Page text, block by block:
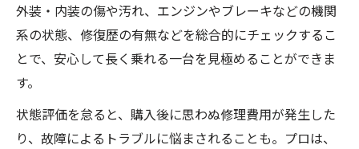
外装・内装の傷や汚れ、エンジンやブレーキなどの機関
系の状態、修復歴の有無などを総合的にチェックするこ
とで、安心して長く乗れる一台を見極めることができま
す。
状態評価を怠ると、購入後に思わぬ修理費用が発生した
り、故障によるトラブルに悩まされることも。プロは、